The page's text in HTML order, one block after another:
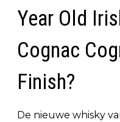
Year Old
Cognac
Finish?
De nieuwe whisky